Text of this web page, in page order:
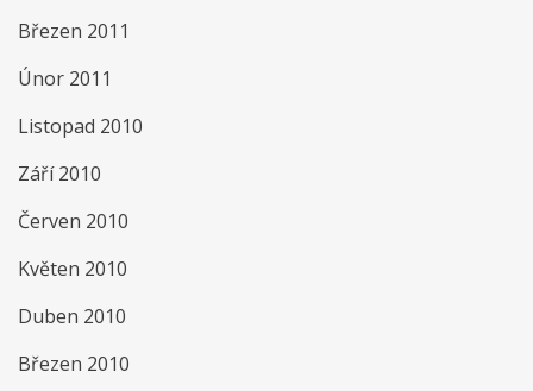
Březen 2011
Únor 2011
Listopad 2010
Září 2010
Červen 2010
Květen 2010
Duben 2010
Březen 2010